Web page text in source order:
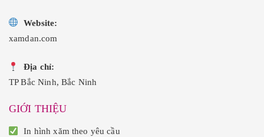
Website:
xamdan.com
Địa chỉ:
TP Bắc Ninh, Bắc Ninh
GIỚI THIỆU
In hình xăm theo yêu cầu